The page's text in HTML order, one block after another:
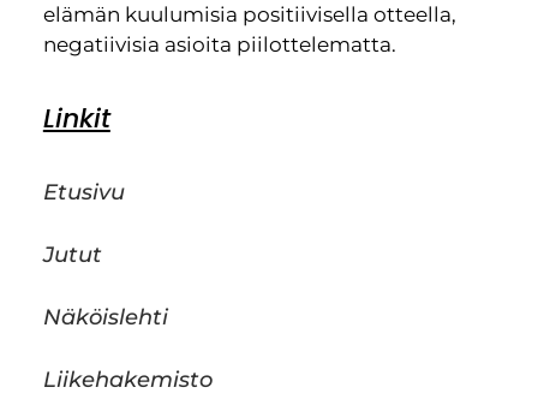
elämän kuulumisia positiivisella otteella,
negatiivisia asioita piilottelematta.
Linkit
Etusivu
Jutut
Näköislehti
Liikehakemisto